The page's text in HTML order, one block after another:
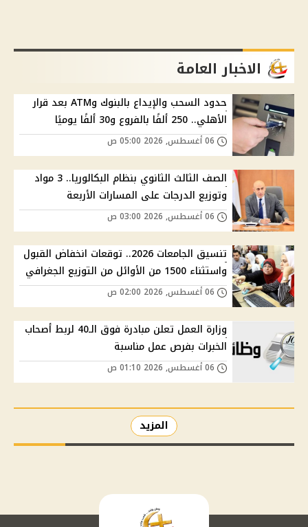
الاخبار العامة
حدود السحب والإيداع بالبنوك وATM بعد قرار
الأهلي.. 250 ألفًا بالفروع و30 ألفًا يوميًا
الصف الثالث الثانوي بنظام البكالوريا.. 3 مواد
وتوزيع الدرجات على المسارات الأربعة
تنسيق الجامعات 2026.. توقعات انخفاض القبول
واستثناء 1500 من الأوائل من التوزيع الجغرافي
وزارة العمل تعلن مبادرة فوق الـ40 لربط أصحاب
الخبرات بفرص عمل مناسبة
المزيد